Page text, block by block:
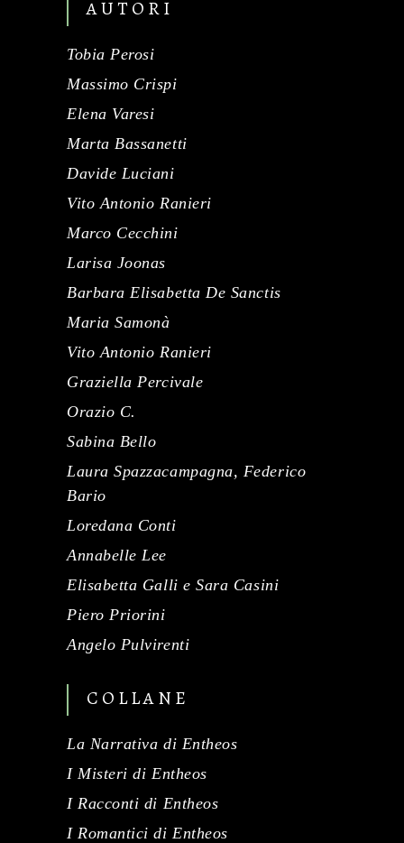
AUTORI
Tobia Perosi
Massimo Crispi
Elena Varesi
Marta Bassanetti
Davide Luciani
Vito Antonio Ranieri
Marco Cecchini
Larisa Joonas
Barbara Elisabetta De Sanctis
Maria Samonà
Vito Antonio Ranieri
Graziella Percivale
Orazio C.
Sabina Bello
Laura Spazzacampagna, Federico
Bario
Loredana Conti
Annabelle Lee
Elisabetta Galli e Sara Casini
Piero Priorini
Angelo Pulvirenti
COLLANE
La Narrativa di Entheos
I Misteri di Entheos
I Racconti di Entheos
I Romantici di Entheos